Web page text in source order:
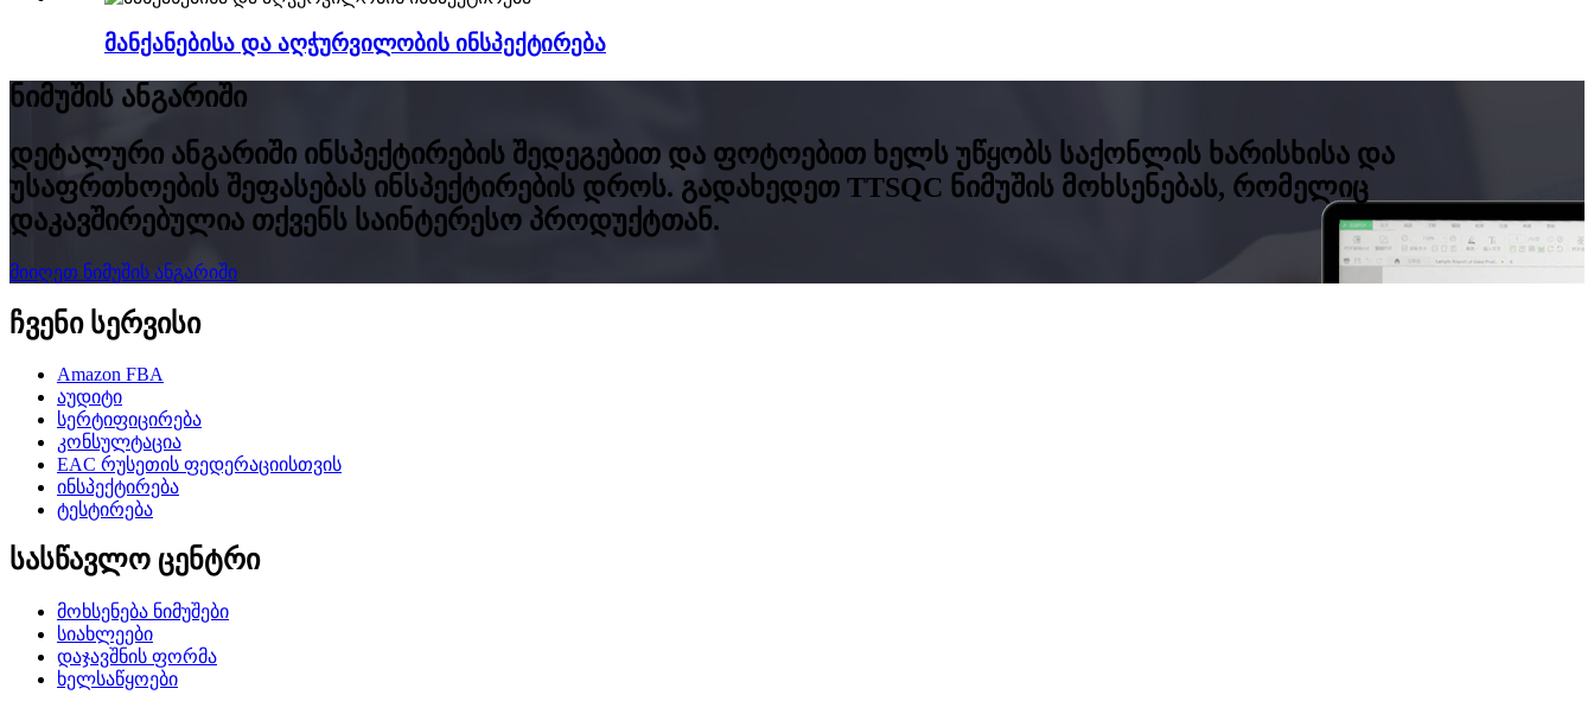
მანქანებისა და აღჭურვილობის ინსპექტირება
ნიმუშის ანგარიში
დეტალური ანგარიში ინსპექტირების შედეგებით და ფოტოებით ხელს უწყობს საქონლის ხარისხისა და
უსაფრთხოების შეფასებას ინსპექტირების დროს. გადახედეთ TTSQC ნიმუშის მოხსენებას, რომელიც
დაკავშირებულია თქვენს საინტერესო პროდუქტთან.
მიიღეთ ნიმუშის ანგარიში
ჩვენი სერვისი
Amazon FBA
აუდიტი
სერტიფიცირება
კონსულტაცია
EAC რუსეთის ფედერაციისთვის
ინსპექტირება
ტესტირება
სასწავლო ცენტრი
მოხსენება ნიმუშები
სიახლეები
დაჯავშნის ფორმა
ხელსაწყოები